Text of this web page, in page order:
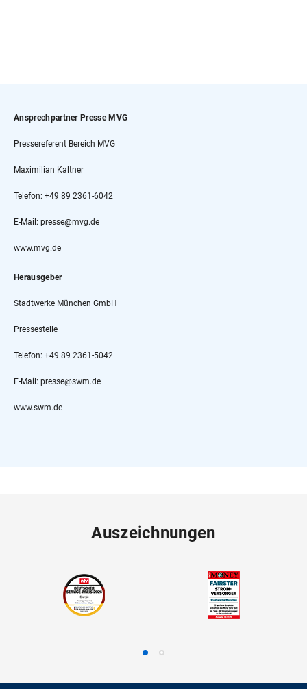
Ansprechpartner Presse MVG
Pressereferent Bereich MVG
Maximilian Kaltner
Telefon: +49 89 2361-6042
E-Mail: presse@mvg.de
www.mvg.de
Herausgeber
Stadtwerke München GmbH
Pressestelle
Telefon: +49 89 2361-5042
E-Mail: presse@swm.de
www.swm.de
Auszeichnungen